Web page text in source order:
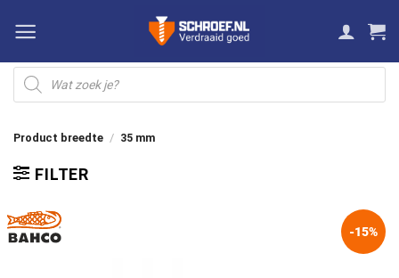
naar
inhoud
Producten
zoeken
Product breedte / 35 mm
FILTER
-15%